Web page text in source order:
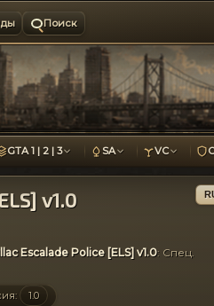
Поиск
GTA 1 | 2 | 3 SA VC
v1.0
Escalade Police [ELS] v1.0: Спец.
1.0